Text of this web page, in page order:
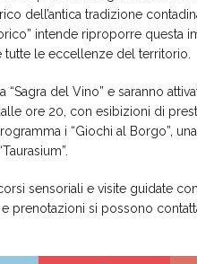
dell’antica tradizione
intende riproporre questa
tutte le eccellenze del territorio.
del Vino” e saranno
ore 20, con esibizioni di
i “Giochi al Borgo”,
sensoriali e visite guidate
prenotazioni si possono